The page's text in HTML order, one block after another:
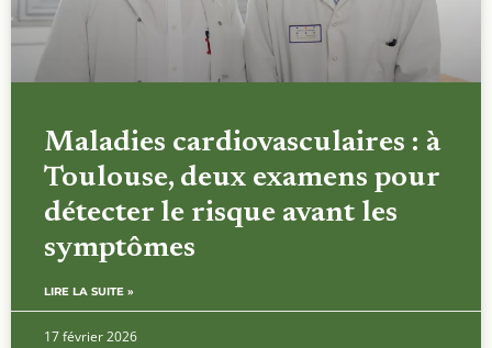
Maladies cardiovasculaires : à
Toulouse, deux examens pour
détecter le risque avant les
symptômes
LIRE LA SUITE »
17 février 2026